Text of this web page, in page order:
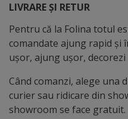
LIVRARE ȘI RETUR
Pentru că la Folina totul
comandate ajung rapid și
ușor, ajung ușor, decorezi
Când comanzi, alege una
curier sau ridicare din
showroom se face gratuit.